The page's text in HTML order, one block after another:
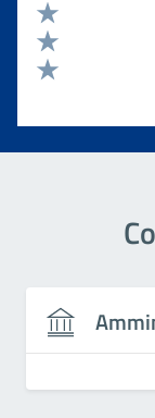
Valuta 4 stelle su
Valuta 3 stelle su
Valuta 2 stelle su